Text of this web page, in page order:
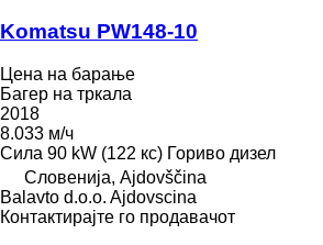
Komatsu PW148-10
Цена на барање
Багер на тркала
2018
8.033 м/ч
Сила 90 kW (122 кс) Гориво дизел
Словенија, Ajdovščina
Balavto d.o.o. Ajdovscina
Контактирајте го продавачот